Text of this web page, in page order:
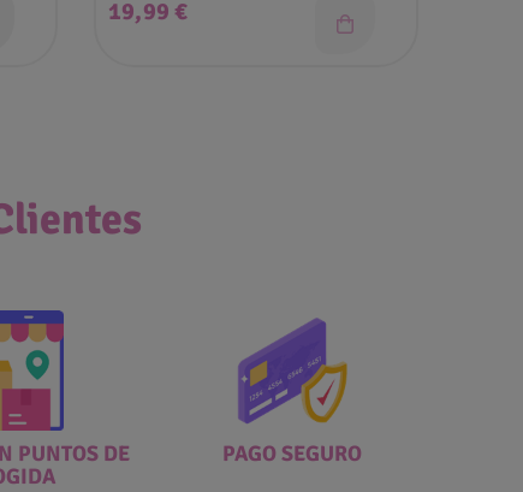
Precio
19,99 €
PUNTOS DE
PAGO SEGURO